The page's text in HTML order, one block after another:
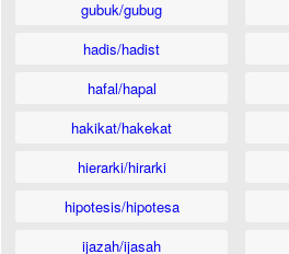
gubuk/gubug
hadis/hadist
hafal/hapal
hakikat/hakekat
hierarki/hirarki
hipotesis/hipotesa
ijazah/ijasah